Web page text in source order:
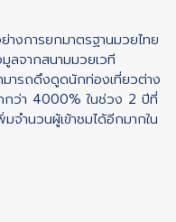
งการยกมาตรฐานมวยไทย
ลจากสนามมวยเวที
มารถดึงดูดนักท่องเที่ยวต่าง
กว่า 4000% ในช่วง 2 ปีที่
จำนวนผู้เข้าชมได้อีกมากใน